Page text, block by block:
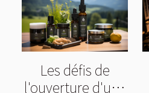
Les défis de
l'ouverture d'une